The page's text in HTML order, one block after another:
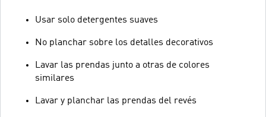
Usar solo detergentes suaves
No planchar sobre los detalles decorativos
Lavar las prendas junto a otras de colores
similares
Lavar y planchar las prendas del revés